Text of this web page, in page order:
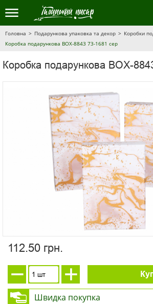
Головна Подарункова упаковка та декор
Коробки
Коробка подарункова BOX-8843 73-1681 сер
Коробка подарункова BOX-
112.50 грн.
Швидка покупка